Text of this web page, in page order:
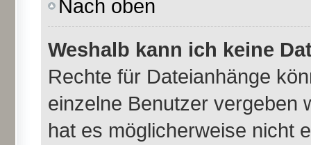
Nach oben
Weshalb kann ich keine
Rechte für Dateianhänge
einzelne Benutzer vergeben
hat es möglicherweise nicht